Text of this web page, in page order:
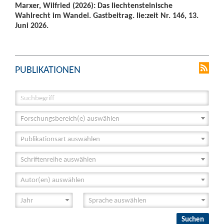
Marxer, Wilfried (2026): Das liechtensteinische
Wahlrecht im Wandel. Gastbeitrag. lie:zeit Nr. 146, 13.
Juni 2026.
PUBLIKATIONEN
Forschungsbereich(e) auswählen
Publikationsart auswählen
Schriftenreihe auswählen
Autor(en) auswählen